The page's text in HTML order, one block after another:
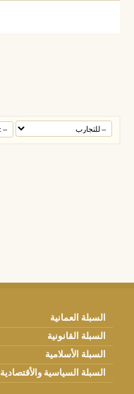
السبلة العمانية
السبلة القانونية
السبلة الأسلامية
السبلة السياسية والأقتصادية